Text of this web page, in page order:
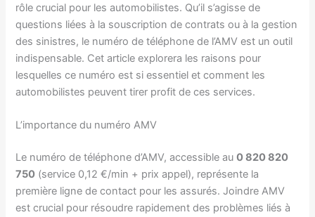
rôle crucial pour les automobilistes. Qu’il s’agisse de
questions liées à la souscription de contrats ou à la gestion
des sinistres, le numéro de téléphone de l’AMV est un outil
indispensable. Cet article explorera les raisons pour
lesquelles ce numéro est si essentiel et comment les
automobilistes peuvent tirer profit de ces services.
L’importance du numéro AMV
Le numéro de téléphone d’AMV, accessible au0 820 820
750 (service 0,12 €/min + prix appel), représente la
première ligne de contact pour les assurés. Joindre AMV
est crucial pour résoudre rapidement des problèmes liés à